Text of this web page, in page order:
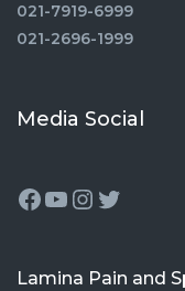
021-7919-6999
021-2696-1999
Media Social
Lamina Pain and